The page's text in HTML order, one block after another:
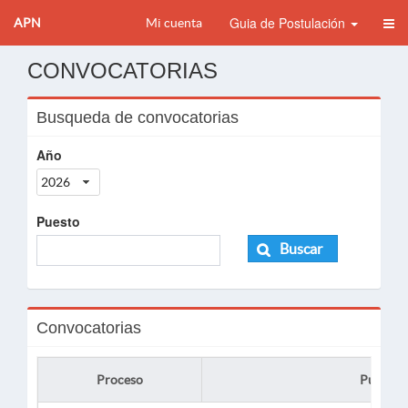
APN Mi cuenta Guia de Postulación
CONVOCATORIAS
Busqueda de convocatorias
Año
2026
Puesto
Buscar
Convocatorias
Proceso Puesto